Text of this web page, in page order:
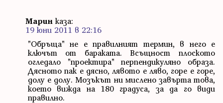
Марин каза:
19 юни 2011 в 22:16
"Обръща" не е правилният термин, в него е
ключът от бараката. Всъщност плоското
огледало "проектира" перпендикуляно образа.
Дясното пак е дясно, лявото е ляво, горе е горе,
долу е долу. Мозъкът ни мислено завърта това,
което вижда на 180 градуса, за да го види
правилно.